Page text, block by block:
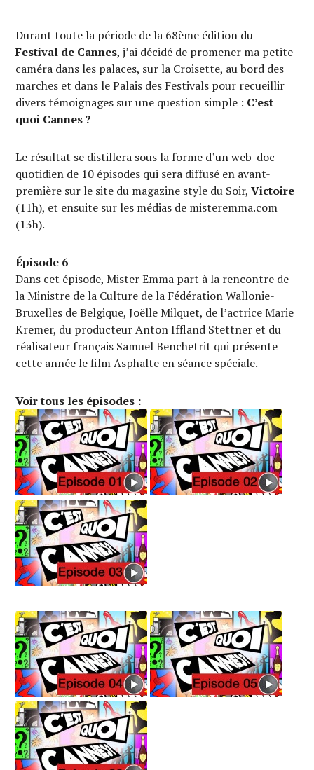
Durant toute la période de la 68ème édition du
Festival de Cannes, j’ai décidé de promener ma petite
caméra dans les palaces, sur la Croisette, au bord des
marches et dans le Palais des Festivals pour recueillir
divers témoignages sur une question simple : C’est
quoi Cannes ?
Le résultat se distillera sous la forme d’un web-doc
quotidien de 10 épisodes qui sera diffusé en avant-
première sur le site du magazine style du Soir,Victoire
(11h), et ensuite sur les médias de misteremma.com
(13h).
Épisode 6
Dans cet épisode, Mister Emma part à la rencontre de
la Ministre de la Culture de la Fédération Wallonie-
Bruxelles de Belgique, Joëlle Milquet, de l’actrice Marie
Kremer, du producteur Anton Iffland Stettner et du
réalisateur français Samuel Benchetrit qui présente
cette année le film Asphalte en séance spéciale.
Voir tous les épisodes :